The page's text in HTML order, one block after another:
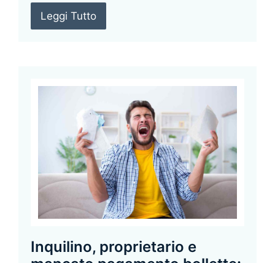
Leggi Tutto
Inquilino, proprietario e